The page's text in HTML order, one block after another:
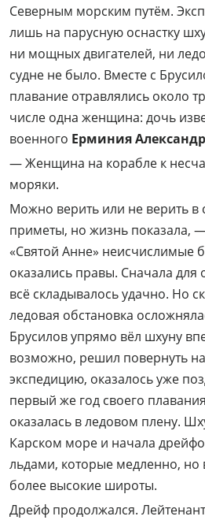
Северным морским путём.
лишь на парусную оснастку
ни мощных двигателей, ни
судне не было. Вместе с
плавание отравлялись около
числе одна женщина: дочь
военного Ерминия
— Женщина на корабле к
моряки.
Можно верить или не верить в
приметы, но жизнь показала,
«Святой Анне» неисчислимые
оказались правы. Сначала
всё складывалось удачно. Но
ледовая обстановка
Брусилов упрямо вёл шхуну
возможно, решил повернуть
экспедицию, оказалось уже
первый же год своего
оказалась в ледовом плену.
Карском море и начала
льдами, которые медленно, но
более высокие широты.
Дрейф продолжался.